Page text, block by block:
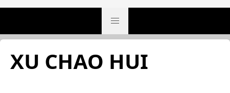
XU CHAO HUI